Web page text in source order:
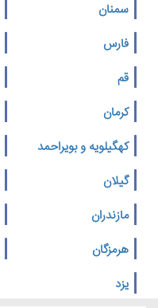
سمنان
فارس
قم
کرمان
کهگیلویه و بویراحمد
گیلان
مازندران
هرمزگان
یزد